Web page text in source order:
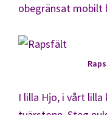
obegränsat mobilt
I lilla Hjo, i vårt